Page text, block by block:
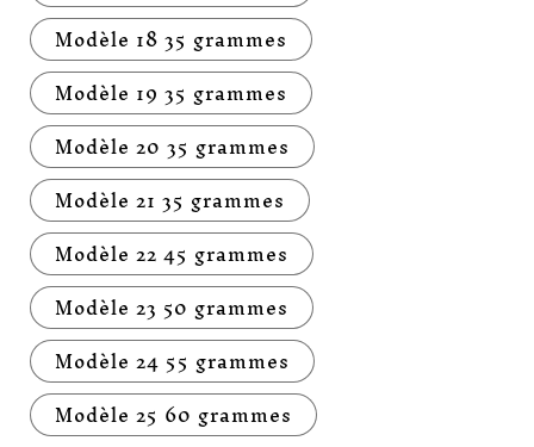
Modèle 18 35 grammes
Modèle 19 35 grammes
Modèle 20 35 grammes
Modèle 21 35 grammes
Modèle 22 45 grammes
Modèle 23 50 grammes
Modèle 24 55 grammes
Modèle 25 60 grammes